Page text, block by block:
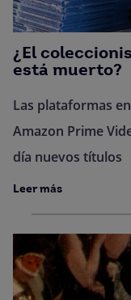
¿El
está muerto?
Las plataformas
Amazon Prime
día nuevos títulos
Leer más